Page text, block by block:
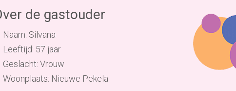
de gastouder
Naam: Silvana
Leeftijd: 57 jaar
Geslacht: Vrouw
Woonplaats: Nieuwe Pekela